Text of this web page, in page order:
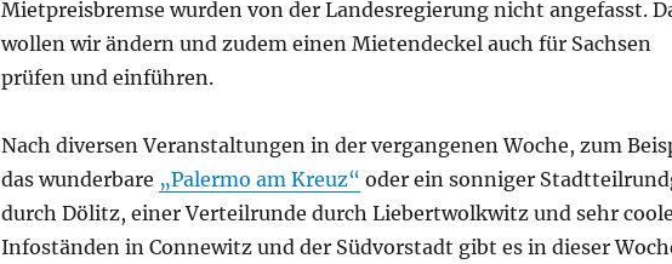
Mietpreisbremse wurden von der Landesregierung nicht angefasst.
wollen wir ändern und zudem einen Mietendeckel auch für Sachsen
prüfen und einführen.
Nach diversen Veranstaltungen in der vergangenen Woche, zum
das wunderbare „Palermo am Kreuz“ oder ein sonniger
durch Dölitz, einer Verteilrunde durch Liebertwolkwitz und sehr
Infoständen in Connewitz und der Südvorstadt gibt es in dieser